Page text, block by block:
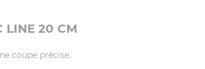
LINE 20 CM
coupe précise.